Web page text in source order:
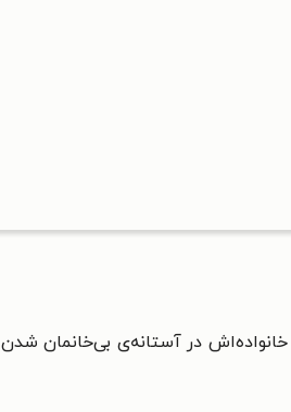
در آستانه‌ی بی‌خانمان شدن